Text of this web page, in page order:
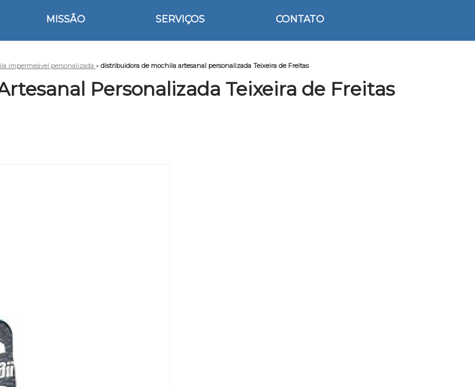
MISSÃO SERVIÇOS CONTATO
impermeável personalizada » distribuidora de mochila artesanal personalizada Teixeira de Freitas
Personalizada Teixeira de Freitas